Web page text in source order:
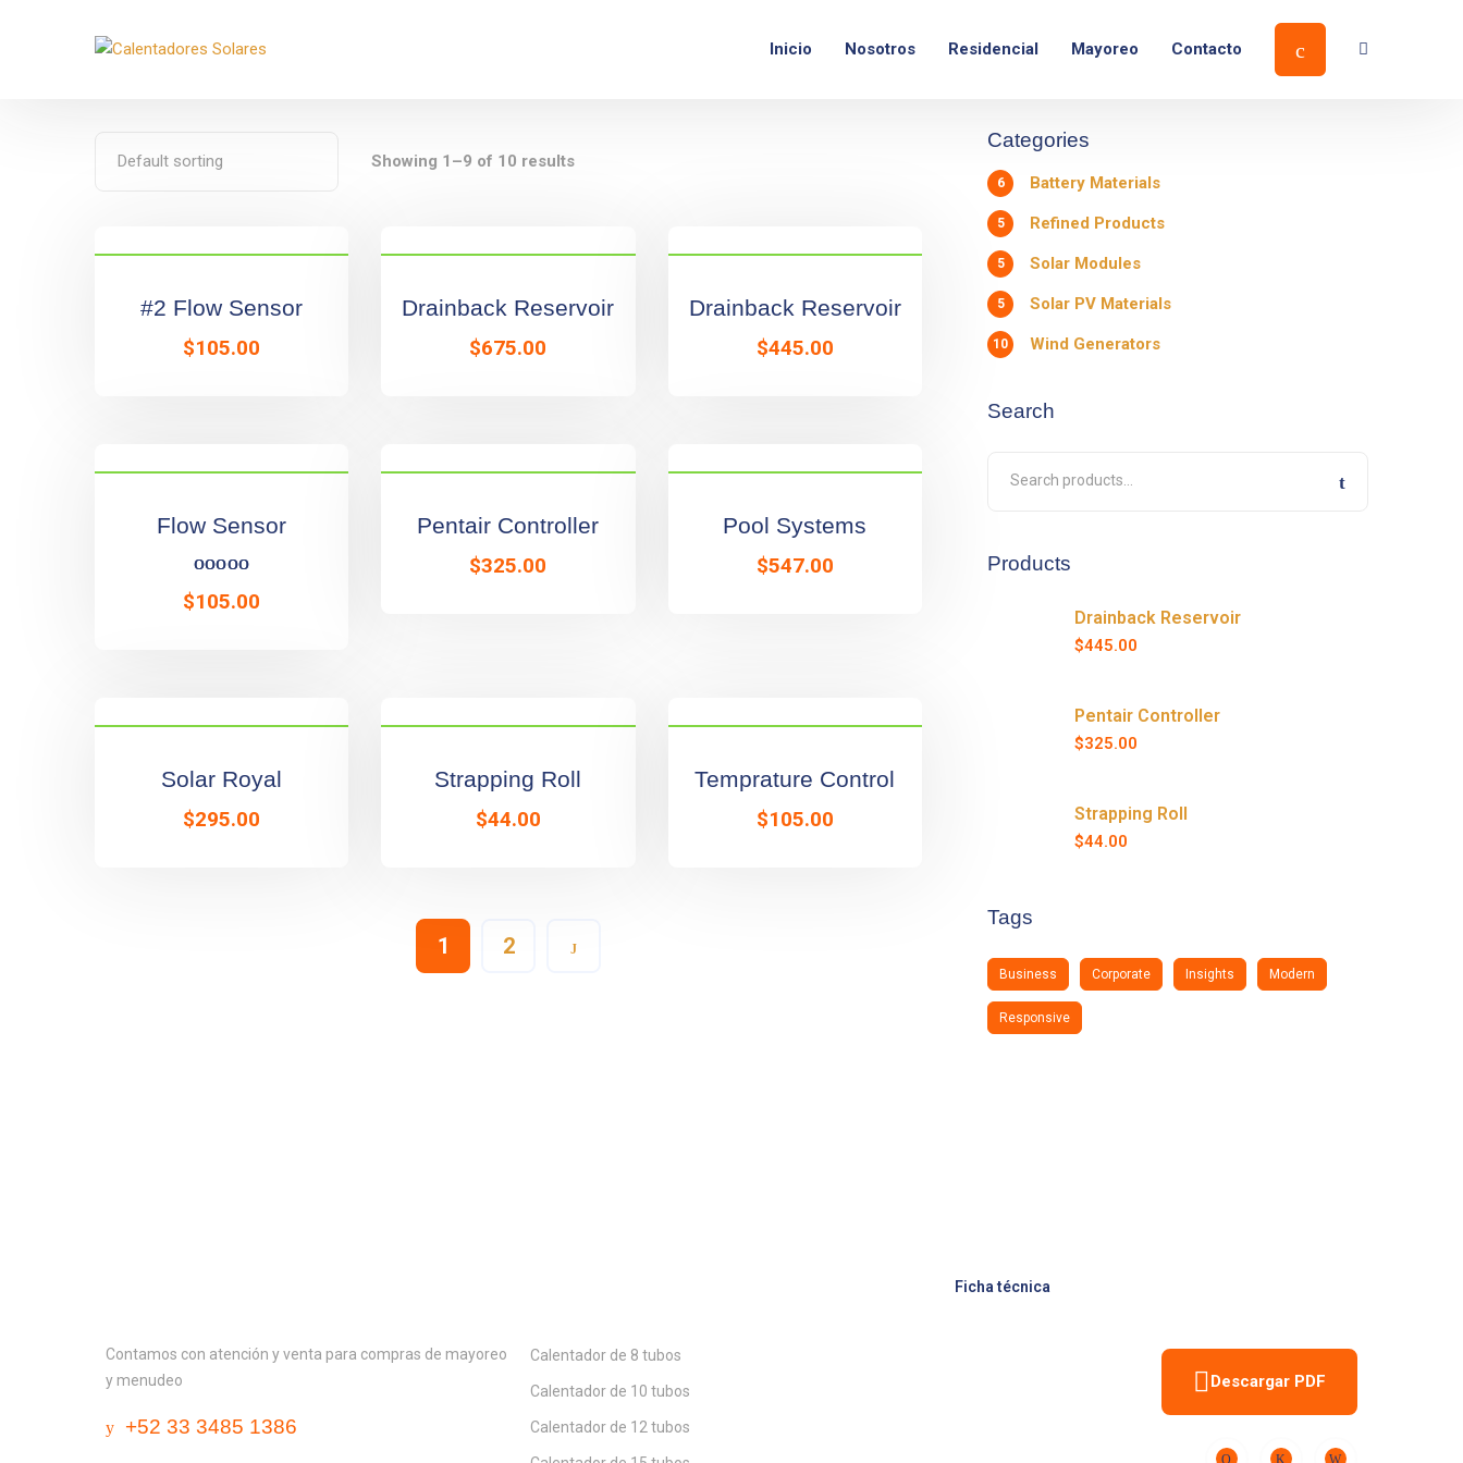
Inicio Nosotros Residencial Mayoreo Contacto
Showing 1–9 of 10 results
#2 Flow Sensor
$105.00
Drainback Reservoir
$675.00
Drainback Reservoir
$445.00
Flow Sensor
$105.00
Pentair Controller
$325.00
Pool Systems
$547.00
Solar Royal
$295.00
Strapping Roll
$44.00
Temprature Control
$105.00
1 2
Categories
Battery Materials
6
Refined Products
5
Solar Modules
5
Solar PV Materials
5
Wind Generators
10
Search
Products
Drainback Reservoir
$445.00
Pentair Controller
$325.00
Strapping Roll
$44.00
Tags
Business Corporate Insights Modern
Responsive
Contamos con atención y venta para compras de mayoreo
y menudeo
+52 33 3485 1386
Calentador de 8 tubos
Calentador de 10 tubos
Calentador de 12 tubos
Ficha técnica
Descargar PDF